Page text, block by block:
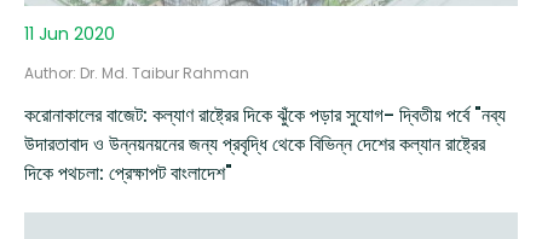
11 Jun 2020
Author: Dr. Md. Taibur Rahman
করোনাকালের বাজেট: কল্যাণ রাষ্ট্রের দিকে ঝুঁকে পড়ার সুযোগ- দ্বিতীয় পর্বে "নব্য
উদারতাবাদ ও উন্নয়নয়নের জন্য প্রবৃদ্ধি থেকে বিভিন্ন দেশের কল্যান রাষ্ট্রের
দিকে পথচলা: প্রেক্ষাপট বাংলাদেশ"